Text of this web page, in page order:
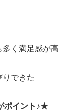
多く満足感が高
りできた
ポイント♪★